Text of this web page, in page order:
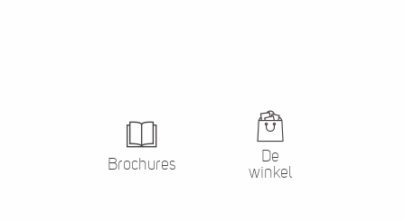
Brochures
De
winkel